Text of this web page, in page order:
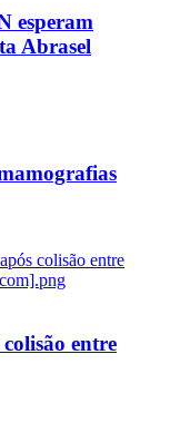
esperam
Abrasel
entre